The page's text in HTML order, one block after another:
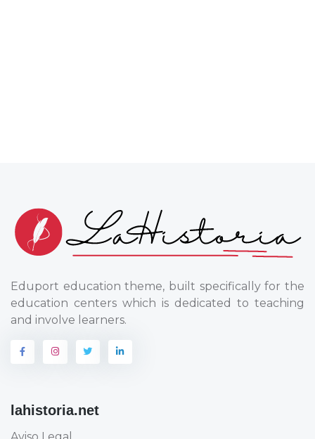
Eduport education theme, built specifically for the
education centers which is dedicated to teaching
and involve learners.
lahistoria.net
Aviso Legal